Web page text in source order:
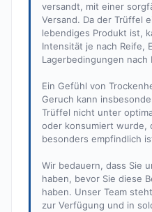
versandt, mit einer
Versand. Da der Trüffel
lebendiges Produkt ist,
Intensität je nach Reife,
Lagerbedingungen nach
Ein Gefühl von
Geruch kann
Trüffel nicht unter
oder konsumiert wurde,
besonders empfindlich
Wir bedauern, dass Sie
haben, bevor Sie diese
haben. Unser Team
zur Verfügung und in